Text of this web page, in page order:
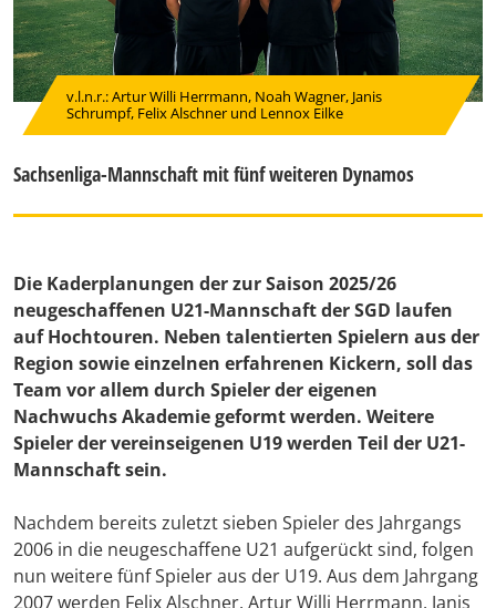
v.l.n.r.: Artur Willi Herrmann, Noah Wagner, Janis
Schrumpf, Felix Alschner und Lennox Eilke
Sachsenliga-Mannschaft mit fünf weiteren Dynamos
Die Kaderplanungen der zur Saison 2025/26
neugeschaffenen U21-Mannschaft der SGD laufen
auf Hochtouren. Neben talentierten Spielern aus der
Region sowie einzelnen erfahrenen Kickern, soll das
Team vor allem durch Spieler der eigenen
Nachwuchs Akademie geformt werden. Weitere
Spieler der vereinseigenen U19 werden Teil der U21-
Mannschaft sein.
Nachdem bereits zuletzt sieben Spieler des Jahrgangs
2006 in die neugeschaffene U21 aufgerückt sind, folgen
nun weitere fünf Spieler aus der U19. Aus dem Jahrgang
2007 werden Felix Alschner, Artur Willi Herrmann, Janis